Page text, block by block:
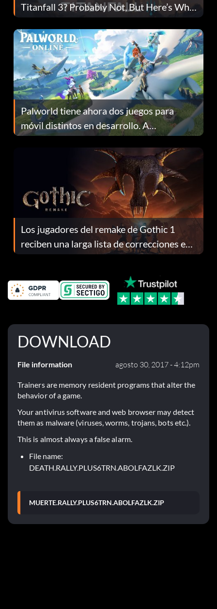
Titanfall 3? Probably Not, But Here’s Why
Fans Are Hopeful
Palworld tiene ahora dos juegos para
móvil distintos en desarrollo. A
continuación te explicamos por qué.
Los jugadores del remake de Gothic 1
reciben una larga lista de correcciones en
el parche 1.0.4
DOWNLOAD
File information agosto 30, 2017 - 4:12pm
Trainers are memory resident programs that alter the
behavior of a game.
Your antivirus software and web browser may detect
them as malware (viruses, worms, trojans, bots etc.).
This is almost always a false alarm.
File name:
DEATH.RALLY.PLUS6TRN.ABOLFAZLK.ZIP
MUERTE.RALLY.PLUS6TRN.ABOLFAZLK.ZIP